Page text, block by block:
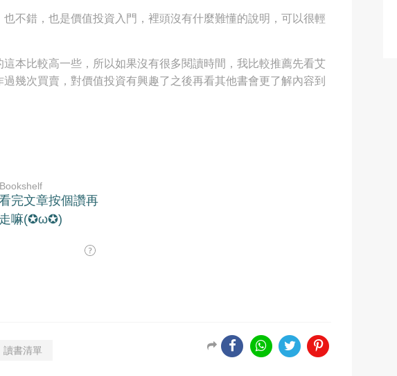
不錯，也是價值投資入門，裡頭沒有什麼難懂的說明，可以很輕
本比較高一些，所以如果沒有很多閱讀時間，我比較推薦先看艾
幾次買賣，對價值投資有興趣了之後再看其他書會更了解內容到
讀書清單